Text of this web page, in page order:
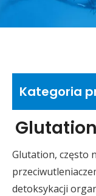
Kategoria
Glutation
Glutation, często
detoksykacji